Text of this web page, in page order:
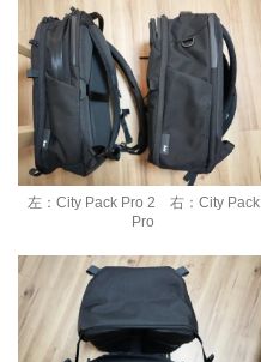
左：City Pack Pro 2 右：City Pack
Pro